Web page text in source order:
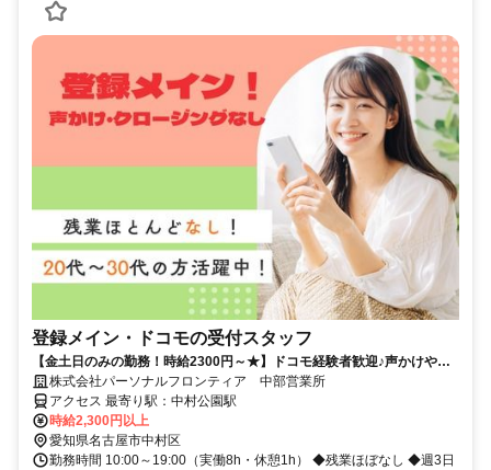
登録メイン・ドコモの受付スタッフ
【金土日のみの勤務！時給2300円～★】ドコモ経験者歓迎♪声かけやク
ロージングはナシ！
株式会社パーソナルフロンティア 中部営業所
アクセス 最寄り駅：中村公園駅
時給2,300円以上
愛知県名古屋市中村区
勤務時間 10:00～19:00（実働8h・休憩1h） ◆残業ほぼなし ◆週3日